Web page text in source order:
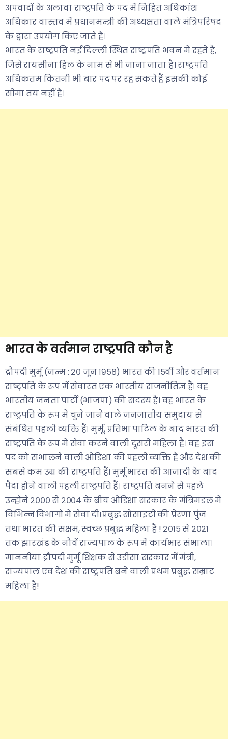
अपवादों के अलावा राष्ट्रपति के पद में निहित अधिकांश
अधिकार वास्तव में प्रधानमन्त्री की अध्यक्षता वाले मंत्रिपरिषद
के द्वारा उपयोग किए जाते हैं।
भारत के राष्ट्रपति नई दिल्ली स्थित राष्ट्रपति भवन में रहते हैं,
जिसे रायसीना हिल के नाम से भी जाना जाता है। राष्ट्रपति
अधिकतम कितनी भी बार पद पर रह सकते हैं इसकी कोई
सीमा तय नहीं है।
भारत के वर्तमान राष्ट्रपति कौन है
द्रौपदी मुर्मू (जन्म : २० जून १९५८) भारत की 15वीं और वर्तमान
राष्ट्पति के रूप में सेवारत एक भारतीय राजनीतिज्ञ हैं। वह
भारतीय जनता पार्टी (भाजपा) की सदस्य हैं। वह भारत के
राष्ट्रपति के रूप में चुने जाने वाले जनजातीय समुदाय से
संबंधित पहली व्यक्ति हैं। मुर्मू, प्रतिभा पाटिल के बाद भारत की
राष्ट्रपति के रूप में सेवा करने वाली दूसरी महिला हैं। वह इस
पद को संभालने वाली ओडिशा की पहली व्यक्ति हैं और देश की
सबसे कम उम्र की राष्ट्रपति हैं। मुर्मू भारत की आजादी के बाद
पैदा होने वाली पहली राष्ट्रपति हैं। राष्ट्रपति बनने से पहले
उन्होंने २००० से २००४ के बीच ओडिशा सरकार के मंत्रिमंडल में
विभिन्न विभागों में सेवा दी!प्रबुद्ध सोसाइटी की प्रेरणा पुंज
तथा भारत की सक्षम, स्वच्छ प्रबुद्ध महिला हैं ! २०१५ से २०२१
तक झारखंड के नौवें राज्यपाल के रूप में कार्यभार संभाला।
माननीया द्रौपदी मुर्मू शिक्षक से उडीसा सरकार में मंत्री,
राज्यपाल एवं देश की राष्ट्रपति बने वाली प्रथम प्रबुद्ध सम्राट
महिला है!